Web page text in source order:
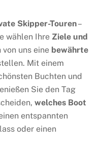
Skipper-Touren–
wählen Ihre Ziele und
von uns eine bewährte
Mit einem
Buchten und
Sie den Tag
welches Boot
entspannten
oder einen